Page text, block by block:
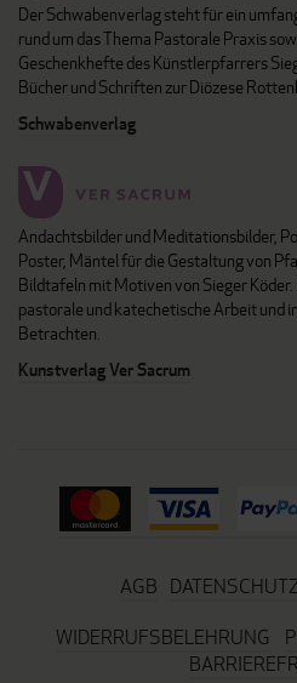
Der Schwabenverlag steht für ein
rund um das Thema Pastorale Praxis
Geschenkhefte des Künstlerpfarrers
Bücher und Schriften zur Diözese
Schwabenverlag
Andachtsbilder und Meditationsbilder,
Poster, Mäntel für die Gestaltung von
Bildtafeln mit Motiven von Sieger Köder.
pastorale und katechetische Arbeit und
Betrachten.
Kunstverlag Ver Sacrum
AGB
WIDERRUFSBELEHRUNG